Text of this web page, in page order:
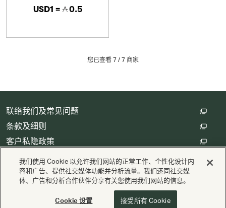
USD1 = 0.5
您已查看 7 / 7 商家
联络我们及常见问题
条款及细则
客户私隐政策
数码存根设定
版权 © Cathay Pacific Airways Limited 國泰航空有限公司
Valuedynamx
我们使用 Cookie 以允许我们网站的正常工作、个性化设计内
容和广告、提供社交媒体功能并分析流量。我们还同社交媒
体、广告和分析合作伙伴分享有关您使用我们网站的信息。
Cookie 设置 接受所有 Cookie